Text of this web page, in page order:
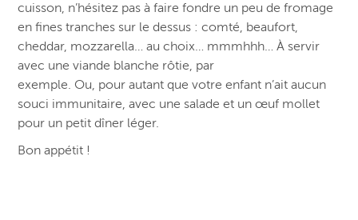
cuisson, n’hésitez pas à faire fondre un peu de fromage
en fines tranches sur le dessus : comté, beaufort,
cheddar, mozzarella… au choix… mmmhhh… À servir
avec une viande blanche rôtie, par
exemple. Ou, pour autant que votre enfant n’ait aucun
souci immunitaire, avec une salade et un œuf mollet
pour un petit dîner léger.
Bon appétit !